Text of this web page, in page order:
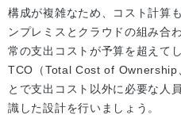
構成が複雑なため、コスト計算
ンプレミスとクラウドの組み合
常の支出コストが予算を超えて
TCO（Total Cost of Ownership
とで支出コスト以外に必要な人
識した設計を行いましょう。